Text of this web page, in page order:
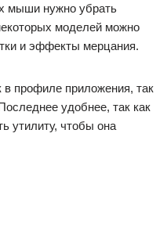
мыши нужно убрать
моделей можно
и эффекты мерцания.
в профиле приложения, так
удобнее, так как
утилиту, чтобы она